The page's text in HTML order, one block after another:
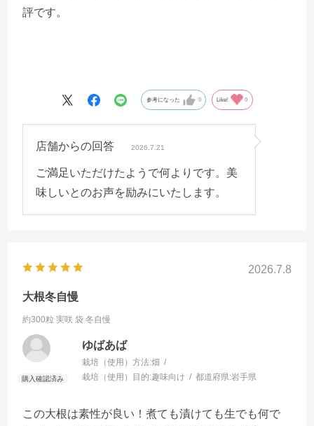
評です。
参考になった 0 Like! 0
店舗からの回答 2026.7.21
ご満足いただけたようで何よりです。美
味しいとのお声を励みにいたします。
2026.7.8
大根冬自慢
約300粒 実咲 袋 冬自慢
ゆばあば
栽培（使用）方法:畑
栽培（使用）目的:趣味向け 都道府県:岩手県
この大根は素性が良い！煮ても漬けても生でも何で